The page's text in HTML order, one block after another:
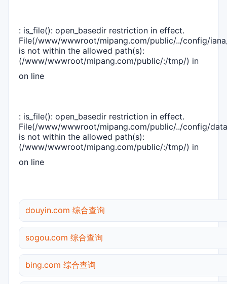
: is_file(): open_basedir restriction in effect.
File(/www/wwwroot/mipang.com/public/../config/
is not within the allowed path(s):
(/www/wwwroot/mipang.com/public/:/tmp/) in
on line
: is_file(): open_basedir restriction in effect.
File(/www/wwwroot/mipang.com/public/../config/
is not within the allowed path(s):
(/www/wwwroot/mipang.com/public/:/tmp/) in
on line
douyin.com 综合查询
sogou.com 综合查询
bing.com 综合查询